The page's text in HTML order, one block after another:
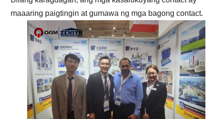
maaaring paigtingin at gumawa ng mga bagong contact.